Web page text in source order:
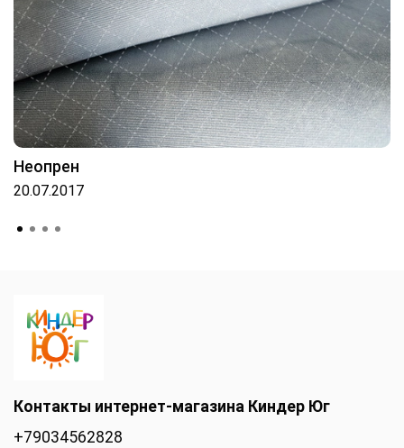
Неопрен
20.07.2017
Контакты интернет-магазина Киндер Юг
+79034562828